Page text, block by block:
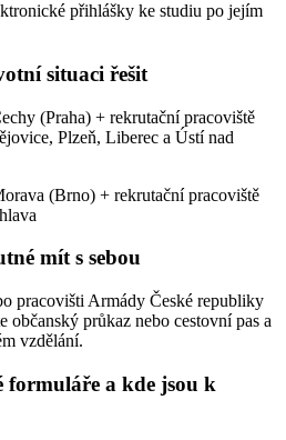
přihlášky ke studiu po jejím
situaci řešit
(Praha) + rekrutační pracoviště
Plzeň, Liberec a Ústí nad
(Brno) + rekrutační pracoviště
mít s sebou
pracovišti Armády České republiky
občanský průkaz nebo cestovní pas a
vzdělání.
formuláře a kde jsou k